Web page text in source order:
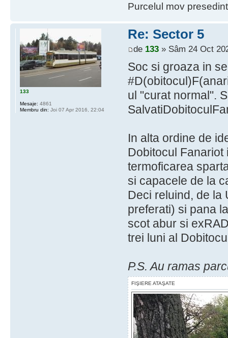
Purcelul mov
Re: Sector 5
de 133» Sâm 24 Oct
Soc si groaza in
ul "curat normal".
In alta ordine de
Dobitocul
termoficarea
si capacele de la
Deci reluind, de la
preferati) si pana
scot abur si
trei luni al
P.S. Au ramas
FIŞIERE ATAŞATE
133
Mesaje: 4861
Membru din: Joi 07 Apr 2016, 22:04